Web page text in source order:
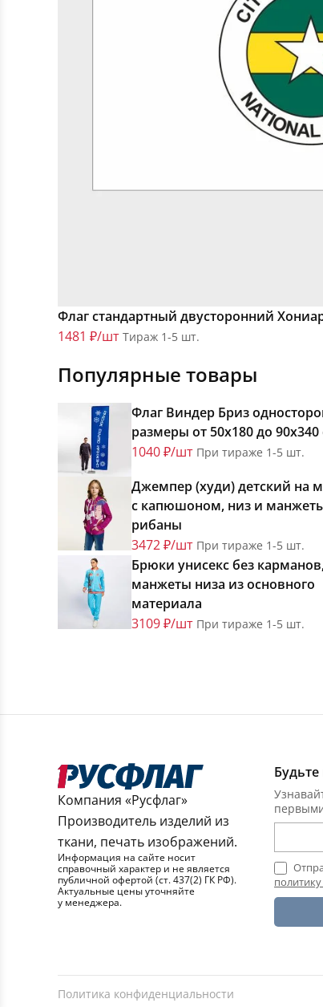
Флаг стандартный двусторонний
1481 ₽/шт Тираж 1-5 шт.
Популярные товары
Флаг Виндер Бриз
размеры от 50х180 до
1040 ₽/шт При тираже 1-5 шт.
Джемпер (худи) детский на
с капюшоном, низ и
рибаны
3472 ₽/шт При тираже 1-5 шт.
Брюки унисекс без
манжеты низа из основного
материала
3109 ₽/шт При тираже 1-5 шт.
Компания «Русфлаг»
Производитель изделий из
ткани, печать изображений.
Информация на сайте носит
справочный характер и не является
публичной офертой (ст. 437(2) ГК РФ).
Актуальные цены уточняйте
у менеджера.
Будьте
Политика конфиденциальности